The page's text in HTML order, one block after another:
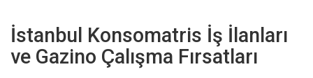
İstanbul Konsomatris İş İlanları
ve Gazino Çalışma Fırsatları